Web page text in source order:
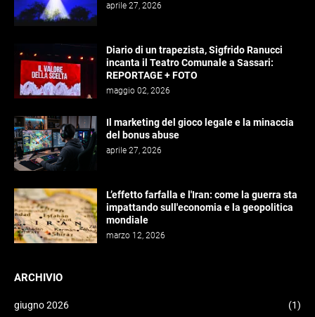
aprile 27, 2026
Diario di un trapezista, Sigfrido Ranucci
incanta il Teatro Comunale a Sassari:
REPORTAGE + FOTO
maggio 02, 2026
Il marketing del gioco legale e la minaccia
del bonus abuse
aprile 27, 2026
L’effetto farfalla e l'Iran: come la guerra sta
impattando sull'economia e la geopolitica
mondiale
marzo 12, 2026
ARCHIVIO
giugno 2026 (1)